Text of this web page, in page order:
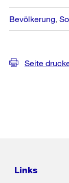
Bevölkerung
Seite
Links